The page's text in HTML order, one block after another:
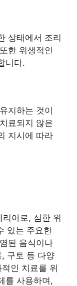
상태에서 조리
한 위생적인
니다.
지하는 것이
료되지 않은
지시에 따라
아로, 심한 위
있는 주요한
된 음식이나
구토 등 다양
인 치료를 위
를 사용하며,